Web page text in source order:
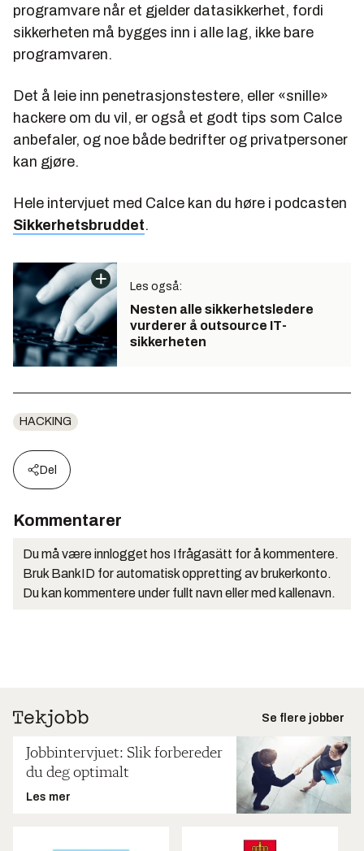
programvare når et gjelder datasikkerhet, fordi
sikkerheten må bygges inn i alle lag, ikke bare
programvaren.
Det å leie inn penetrasjonstestere, eller «snille»
hackere om du vil, er også et godt tips som Calce
anbefaler, og noe både bedrifter og privatpersoner
kan gjøre.
Hele intervjuet med Calce kan du høre i podcasten
Sikkerhetsbruddet.
Les også:
Nesten alle sikkerhetsledere
vurderer å outsource IT-
sikkerheten
HACKING
Del
Kommentarer
Du må være innlogget hos Ifrågasätt for å kommentere.
Bruk BankID for automatisk oppretting av brukerkonto.
Du kan kommentere under fullt navn eller med kallenavn.
Se flere jobber
Jobbintervjuet: Slik forbereder
du deg optimalt
Les mer